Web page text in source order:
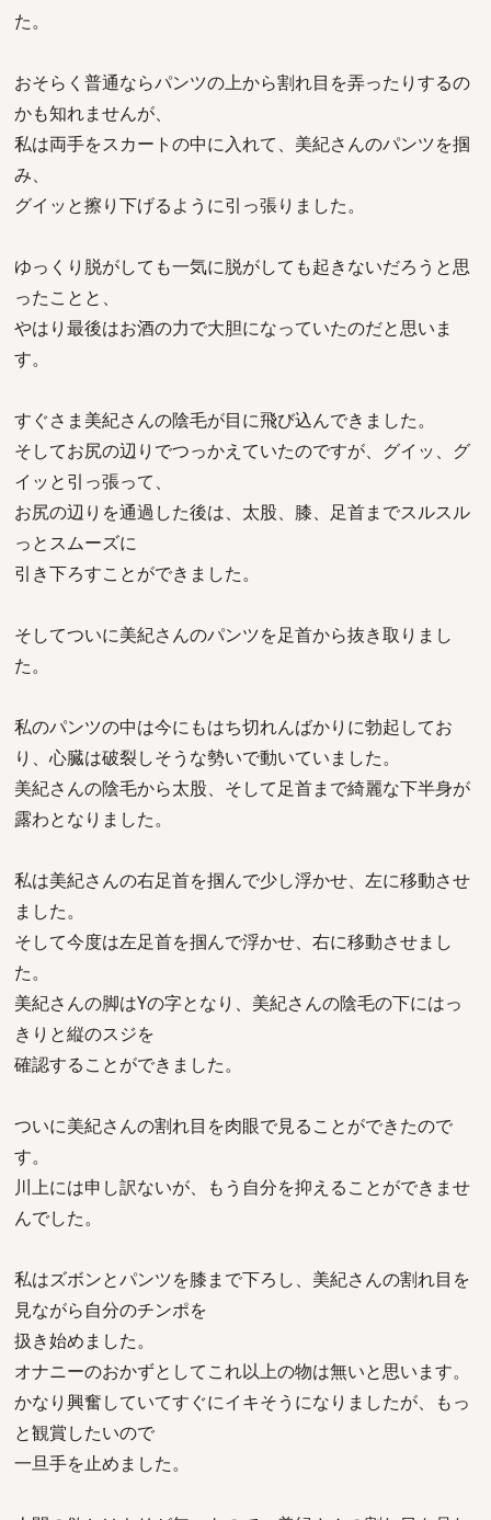
た。
おそらく普通ならパンツの上から割れ目を弄ったりするの
かも知れませんが、
私は両手をスカートの中に入れて、美紀さんのパンツを掴
み、
グイッと擦り下げるように引っ張りました。
ゆっくり脱がしても一気に脱がしても起きないだろうと思
ったことと、
やはり最後はお酒の力で大胆になっていたのだと思いま
す。
すぐさま美紀さんの陰毛が目に飛び込んできました。
そしてお尻の辺りでつっかえていたのですが、グイッ、グ
イッと引っ張って、
お尻の辺りを通過した後は、太股、膝、足首までスルスル
っとスムーズに
引き下ろすことができました。
そしてついに美紀さんのパンツを足首から抜き取りまし
た。
私のパンツの中は今にもはち切れんばかりに勃起してお
り、心臓は破裂しそうな勢いで動いていました。
美紀さんの陰毛から太股、そして足首まで綺麗な下半身が
露わとなりました。
私は美紀さんの右足首を掴んで少し浮かせ、左に移動させ
ました。
そして今度は左足首を掴んで浮かせ、右に移動させまし
た。
美紀さんの脚はYの字となり、美紀さんの陰毛の下にはっ
きりと縦のスジを
確認することができました。
ついに美紀さんの割れ目を肉眼で見ることができたので
す。
川上には申し訳ないが、もう自分を抑えることができませ
んでした。
私はズボンとパンツを膝まで下ろし、美紀さんの割れ目を
見ながら自分のチンポを
扱き始めました。
オナニーのおかずとしてこれ以上の物は無いと思います。
かなり興奮していてすぐにイキそうになりましたが、もっ
と観賞したいので
一旦手を止めました。